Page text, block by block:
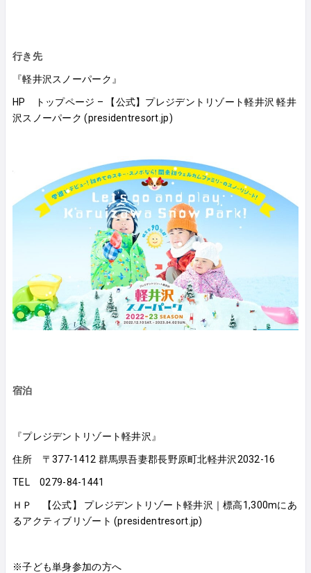
行き先
『軽井沢スノーパーク』
HP
トップページ – 【公式】プレジデントリゾート軽井沢 軽井
沢スノーパーク (presidentresort.jp)
宿泊
『プレジデントリゾート軽井沢』
住所 〒377-1412 群馬県吾妻郡長野原町北軽井沢2032-16
TEL 0279-84-1441
ＨＰ
【公式】 プレジデントリゾート軽井沢｜標高1,300mにあ
るアクティブリゾート (presidentresort.jp)
※子ども単身参加の方へ